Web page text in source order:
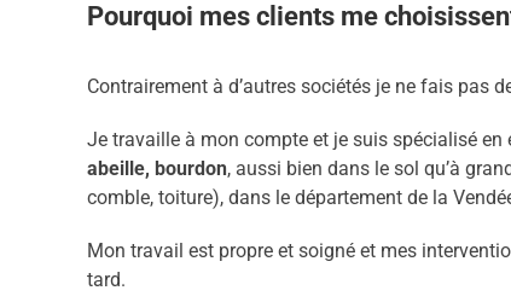
Pourquoi mes clients me
Contrairement à d’autres sociétés je ne fais pas
Je travaille à mon compte et je suis spécialisé en
abeille, bourdon, aussi bien dans le sol qu’à
comble, toiture), dans le département de la
Mon travail est propre et soigné et mes
tard.